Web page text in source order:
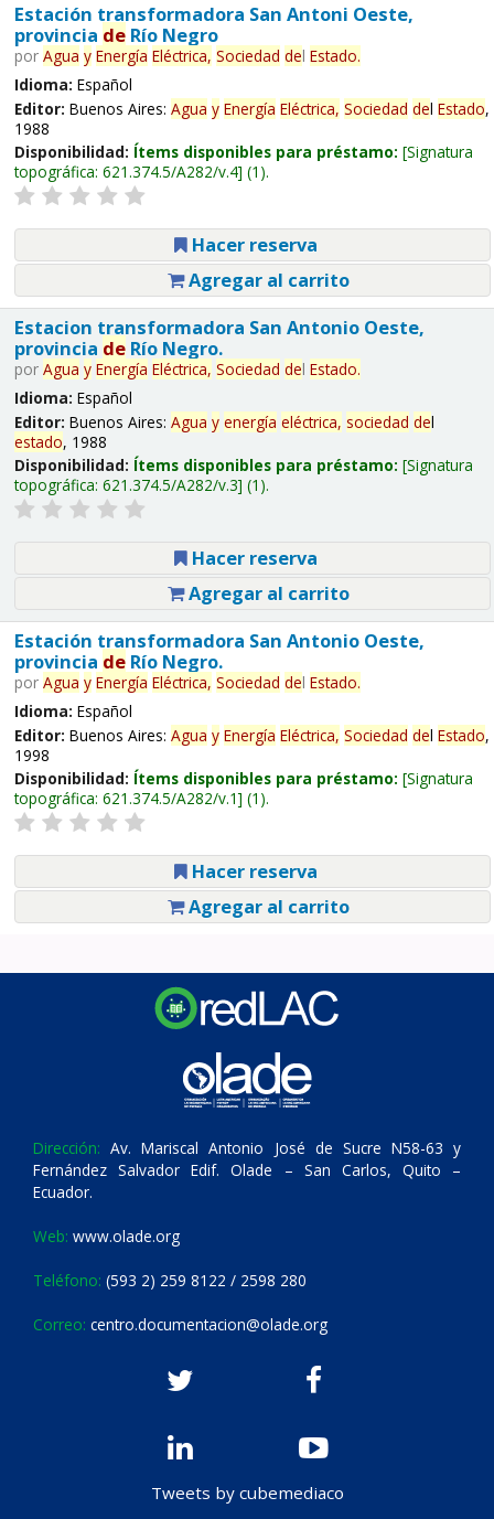
Estación transformadora San Antoni Oeste,
provincia deRío Negro
por Agua y Energía Eléctrica, Sociedad del Estado.
Idioma: Español
Editor: Buenos Aires: Agua y Energía Eléctrica, Sociedad del Estado,
1988
Disponibilidad: Ítems disponibles para préstamo: Signatura
topográfica: 621.374.5/A282/v.4 (1).
Hacer reserva
Agregar al carrito
Estacion transformadora San Antonio Oeste,
provincia deRío Negro.
por Agua y Energía Eléctrica, Sociedad del Estado.
Idioma: Español
Editor: Buenos Aires: Agua y energía eléctrica, sociedad del
estado, 1988
Disponibilidad: Ítems disponibles para préstamo: Signatura
topográfica: 621.374.5/A282/v.3 (1).
Hacer reserva
Agregar al carrito
Estación transformadora San Antonio Oeste,
provincia deRío Negro.
por Agua y Energía Eléctrica, Sociedad del Estado.
Idioma: Español
Editor: Buenos Aires: Agua y Energía Eléctrica, Sociedad del Estado,
1998
Disponibilidad: Ítems disponibles para préstamo: Signatura
topográfica: 621.374.5/A282/v.1 (1).
Hacer reserva
Agregar al carrito
Dirección: Av. Mariscal Antonio José de Sucre N58-63 y
Fernández Salvador Edif. Olade – San Carlos, Quito –
Ecuador.
Web: www.olade.org
Teléfono: (593 2) 259 8122 / 2598 280
Correo: centro.documentacion@olade.org
Tweets by cubemediaco